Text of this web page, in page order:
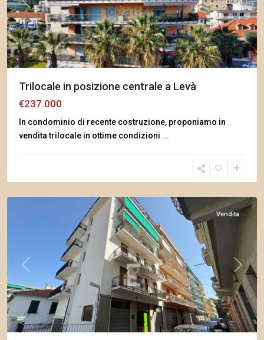
Previous Next
Trilocale in posizione centrale a Levà
€237.000
In condominio di recente costruzione, proponiamo in
vendita trilocale in ottime condizioni ...
Taggia
Previous Next
Vendita